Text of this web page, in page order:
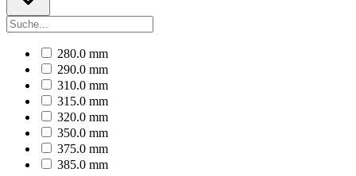
280.0 mm
290.0 mm
310.0 mm
315.0 mm
320.0 mm
350.0 mm
375.0 mm
385.0 mm